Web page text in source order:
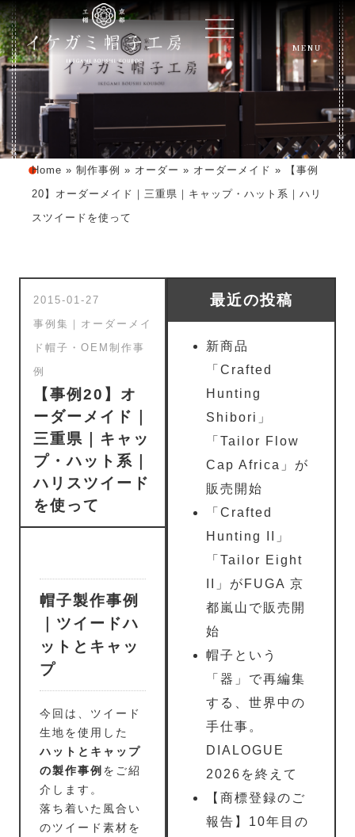
MENU
Home » 制作事例 » オーダー » オーダーメイド » 【事例
20】オーダーメイド｜三重県｜キャップ・ハット系｜ハリ
スツイードを使って
2015-01-27
事例集｜オーダーメイ
ド帽子・OEM制作事
例
【事例20】オ
ーダーメイド｜
三重県｜キャッ
プ・ハット系｜
ハリスツイード
を使って
帽子製作事例
｜ツイードハ
ットとキャッ
プ
今回は、ツイード
生地を使用した
ハットとキャップ
の製作事例 をご紹
介します。
落ち着いた風合い
のツイード素材を
最近の投稿
新商品
「Crafted
Hunting
Shibori」
「Tailor Flow
Cap Africa」が
販売開始
「Crafted
Hunting II」
「Tailor Eight
II」がFUGA 京
都嵐山で販売開
始
帽子という
「器」で再編集
する、世界中の
手仕事。
DIALOGUE
2026を終えて
【商標登録のご
報告】10年目の